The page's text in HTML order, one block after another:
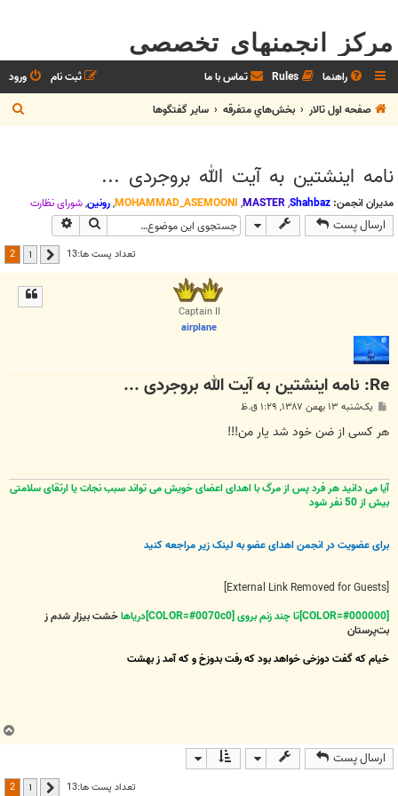
مرکز انجمنهای تخصصی
راهنما Rules تماس با ما ورود
ثبت نام
صفحه اول تالار
بخش‌‌هاي متفرقه ساير گفتگوها
س
نامه اینشتین به آیت الله بروجردی ...
مدیران انجمن: Shahbaz
,
MASTER
,
MOHAMMAD_ASEMOONI
,رونین,شوراي نظارت
ارسال پست جستجو
تعداد پست ها:13 قبلی 1
2
Captain II
airplane
Re: نامه اینشتین به آیت الله بروجردی ...
ت
یک‌شنبه ۱۳ بهمن ۱۳۸۷, ۱:۲۹ ق.ظ
هر کسی از ضن خود شد یار من!!!
آیا می دانید هر فرد پس از مرگ با اهدای اعضای خویش می تواند سبب نجات یا ارتقای سلامتی
بیش از 50 نفر شود
برای عضویت در انجمن اهدای عضو به لینک زیر مراجعه کنید
[External Link Removed for Guests]
[COLOR=#000000]تا چند زنم بروی [COLOR=#0070c0]دریاها
خشت بیزار شدم ز
بت‌پرستان
خیام که گفت دوزخی خواهد بود که رفت بدوزخ و که آمد ز بهشت
ارسال پست
تعداد پست ها:13 قبلی 1
2